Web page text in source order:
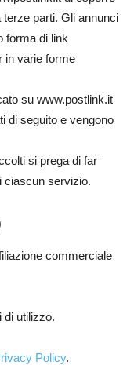
parti. Gli annunci
forma di link
in varie forme
su www.postlink.it
di seguito e vengono
si prega di far
ciascun servizio.
commerciale
di utilizzo.
Policy.